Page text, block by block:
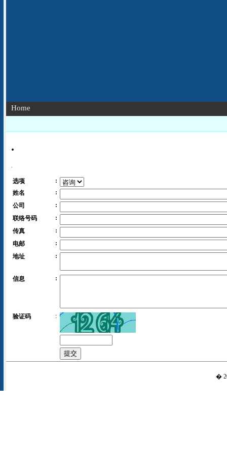
Home
.
.
选项
:
姓名
:
公司
:
联络号码
:
传真
:
电邮
:
地址
:
信息 :
验证码 :
�